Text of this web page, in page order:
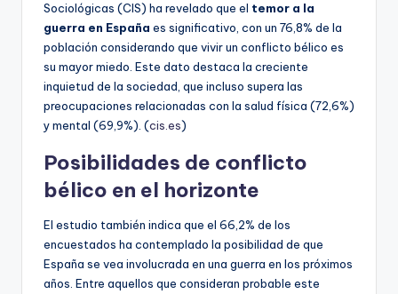
Sociológicas (CIS) ha revelado que el temor a la
guerra en España es significativo, con un 76,8% de la
población considerando que vivir un conflicto bélico es
su mayor miedo. Este dato destaca la creciente
inquietud de la sociedad, que incluso supera las
preocupaciones relacionadas con la salud física (72,6%)
y mental (69,9%). (cis.es)
Posibilidades de conflicto
bélico en el horizonte
El estudio también indica que el 66,2% de los
encuestados ha contemplado la posibilidad de que
España se vea involucrada en una guerra en los próximos
años. Entre aquellos que consideran probable este